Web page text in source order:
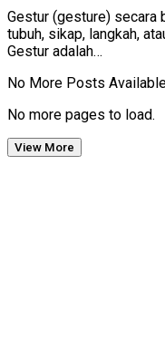
Gestur (gesture) secara
tubuh, sikap, langkah,
Gestur adalah…
No More Posts
No more pages to load.
View More